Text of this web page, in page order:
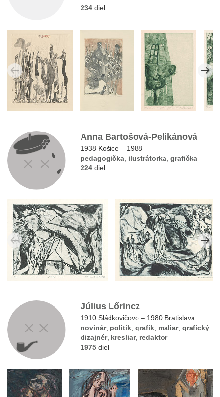
234 diel
Anna Bartošová-Pelikánová
1938 Košice – 1988
pedagogička ilustrátorka ,grafička
224 diel
Július Lőrincz
1910 Sládkovičovo – 1980 Bratislava
novinár, politik ,grafik maliar,grafický
dizajnér, kresliar, redaktor
1975 diel